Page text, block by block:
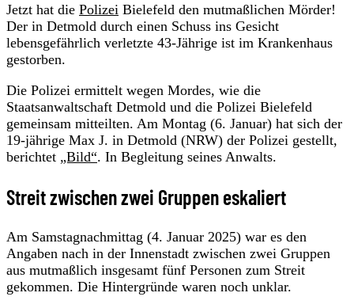
Jetzt hat die Polizei Bielefeld den mutmaßlichen Mörder!
Der in Detmold durch einen Schuss ins Gesicht
lebensgefährlich verletzte 43-Jährige ist im Krankenhaus
gestorben.
Die Polizei ermittelt wegen Mordes, wie die
Staatsanwaltschaft Detmold und die Polizei Bielefeld
gemeinsam mitteilten. Am Montag (6. Januar) hat sich der
19-jährige Max J. in Detmold (NRW) der Polizei gestellt,
berichtet „Bild“. In Begleitung seines Anwalts.
Streit zwischen zwei Gruppen eskaliert
Am Samstagnachmittag (4. Januar 2025) war es den
Angaben nach in der Innenstadt zwischen zwei Gruppen
aus mutmaßlich insgesamt fünf Personen zum Streit
gekommen. Die Hintergründe waren noch unklar.